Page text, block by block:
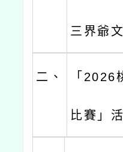
三界爺
二、 「2026
比賽」